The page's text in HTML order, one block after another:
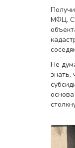
МФЦ.
Не
знать,